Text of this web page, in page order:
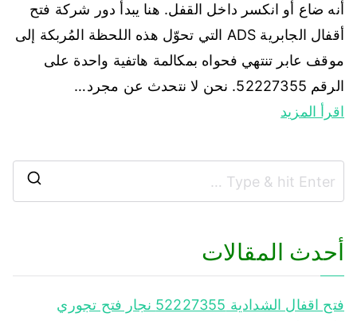
أنه ضاع أو انكسر داخل القفل. هنا يبدأ دور شركة فتح
أقفال الجابرية ADS التي تحوّل هذه اللحظة المُربكة إلى
موقف عابر تنتهي فحواه بمكالمة هاتفية واحدة على
الرقم 52227355. نحن لا نتحدث عن مجرد…
اقرأ المزيد
أحدث المقالات
فتح اقفال الشدادية 52227355 نجار فتح تجوري